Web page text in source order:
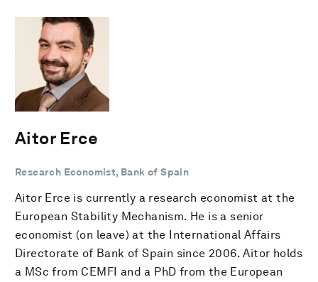
Aitor Erce
Research Economist, Bank of Spain
Aitor Erce is currently a research economist at the
European Stability Mechanism. He is a senior
economist (on leave) at the International Affairs
Directorate of Bank of Spain since 2006. Aitor holds
a MSc from CEMFI and a PhD from the European